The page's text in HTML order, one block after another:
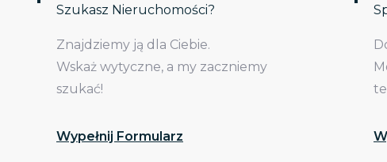
Szukasz Nieruchomości?
Znajdziemy ją dla Ciebie.
Wskaż wytyczne, a my zaczniemy
szukać!
Wypełnij Formularz